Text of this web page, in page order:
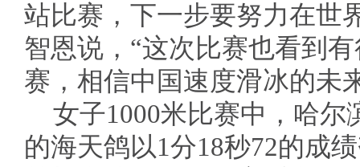
站比赛，下一步要努力在世
智恩说，“这次比赛也看到
赛，相信中国速度滑冰的未
女子1000米比赛中，哈
的海天鸽以1分18秒72的成